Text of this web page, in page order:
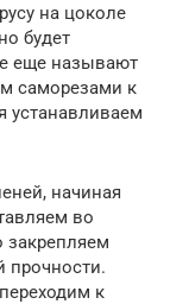
на цоколе
будет
еще называют
саморезами к
устанавливаем
начиная
во
прочности.
к